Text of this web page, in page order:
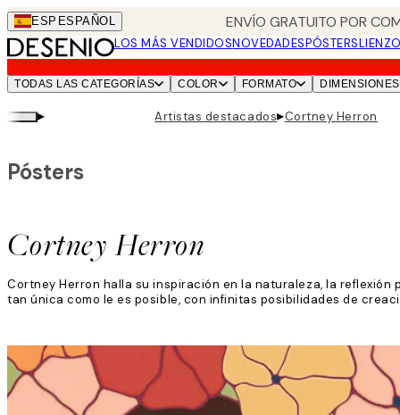
Skip
to
main
content.
ESP ESPAÑOL ENVÍO GRATUITO POR
LOS MÁS VENDIDOSNOVEDADESPÓSTERS
TODAS LAS CATEGORÍAS COLOR FORMATO DIMENSIONES
▸ Artistas destacados▸Cortney Herron
Cortney Herron
Pósters
Cortney Herron halla su inspiración en la naturaleza, la
tan única como le es posible, con infinitas posibilidades de